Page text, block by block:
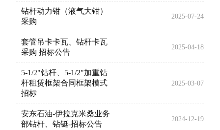
钻杆动力钳（液气大钳）
采购
2025-07-24
套管吊卡卡瓦、钻杆卡瓦
采购 招标公告
2025-04-18
5-1/2"钻杆、5-1/2"加重钻
杆租赁框架合同框架模式
招标
2025-03-07
安东石油-伊拉克米桑业务
部钻杆、钻铤-招标公告
2024-12-19